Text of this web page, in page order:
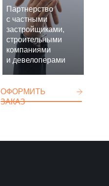
Партнерство
с частными
застройщиками,
строительными
компаниями
и девелоперами
ОФОРМИТЬ
ЗАКАЗ